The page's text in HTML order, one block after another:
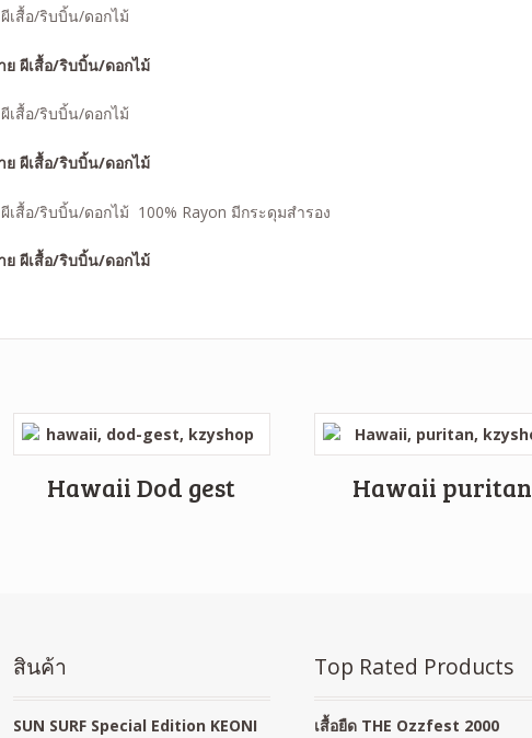
ผีเสื้อ/ริบบิ้น/ดอกไม้
ผีเสื้อ/ริบบิ้น/ดอกไม้
ผีเสื้อ/ริบบิ้น/ดอกไม้ 100% Rayon มีกระดุมสำรอง
Hawaii Dod gest Hawaii puritan
สินค้า
SUN SURF Special Edition KEONI
Top Rated Products
เสื้อยืด THE Ozzfest 2000